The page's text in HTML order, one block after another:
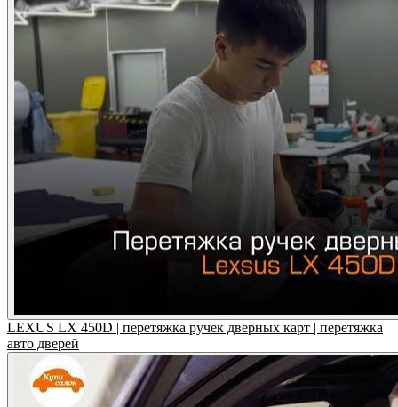
LEXUS LX 450D | перетяжка ручек дверных карт | перетяжка
авто дверей